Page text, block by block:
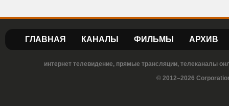
ГЛАВНАЯ КАНАЛЫ ФИЛЬМЫ АРХИВ
интернет телевидение, прямые трансляции, телеканалы
© 2012–2026